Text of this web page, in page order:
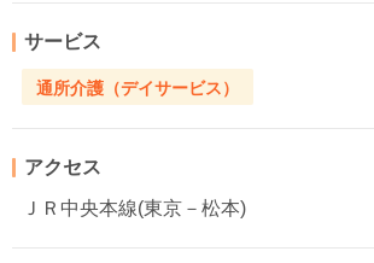
サービス
通所介護（デイサービス）
アクセス
ＪＲ中央本線(東京－松本)